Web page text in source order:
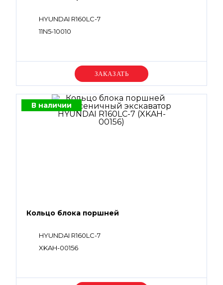
HYUNDAI R160LC-7
11N5-10010
Уточняйте цену
В наличии
Кольцо блока поршней
HYUNDAI R160LC-7
XKAH-00156